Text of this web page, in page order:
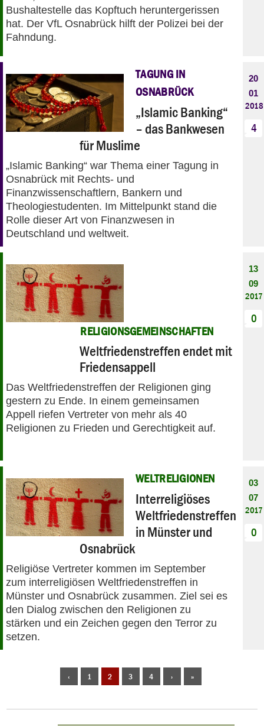
Bushaltestelle das Kopftuch heruntergerissen
hat. Der VfL Osnabrück hilft der Polizei bei der
Fahndung.
TAGUNG IN
OSNABRÜCK
„Islamic Banking“
– das Bankwesen
für Muslime
„Islamic Banking“ war Thema einer Tagung in
Osnabrück mit Rechts- und
Finanzwissenschaftlern, Bankern und
Theologiestudenten. Im Mittelpunkt stand die
Rolle dieser Art von Finanzwesen in
Deutschland und weltweit.
20
01
2018
4
RELIGIONSGEMEINSCHAFTEN
Weltfriedenstreffen endet mit
Friedensappell
Das Weltfriedenstreffen der Religionen ging
gestern zu Ende. In einem gemeinsamen
Appell riefen Vertreter von mehr als 40
Religionen zu Frieden und Gerechtigkeit auf.
13
09
2017
0
WELTRELIGIONEN
Interreligiöses
Weltfriedenstreffen
in Münster und
Osnabrück
Religiöse Vertreter kommen im September
zum interreligiösen Weltfriedenstreffen in
Münster und Osnabrück zusammen. Ziel sei es
den Dialog zwischen den Religionen zu
stärken und ein Zeichen gegen den Terror zu
setzen.
03
07
2017
0
‹ 1 2 3 4 › »